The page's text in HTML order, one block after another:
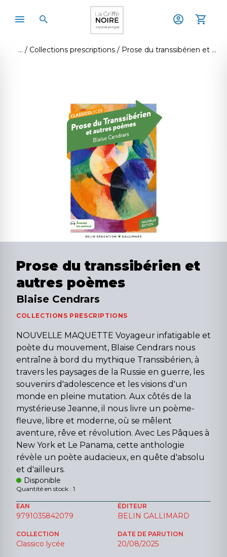
Collections prescriptions Prose du transsibérien et autres poèmes
Prose du transsibérien et
autres poèmes
Blaise Cendrars
COLLECTIONS PRESCRIPTIONS
NOUVELLE MAQUETTE Voyageur infatigable et
poète du mouvement, Blaise Cendrars nous
entraîne à bord du mythique Transsibérien, à
travers les paysages de la Russie en guerre, les
souvenirs d'adolescence et les visions d'un
monde en pleine mutation. Aux côtés de la
mystérieuse Jeanne, il nous livre un poème-
fleuve, libre et moderne, où se mêlent
aventure, rêve et révolution. Avec Les Pâques à
New York et Le Panama, cette anthologie
révèle un poète audacieux, en quête d'absolu
et d'ailleurs.
Disponible
Quantité en stock : 1
EAN
9791035842079
ÉDITEUR
BELIN GALLIMARD
COLLECTION
Classico lycée
DATE DE PARUTION
20/08/2025